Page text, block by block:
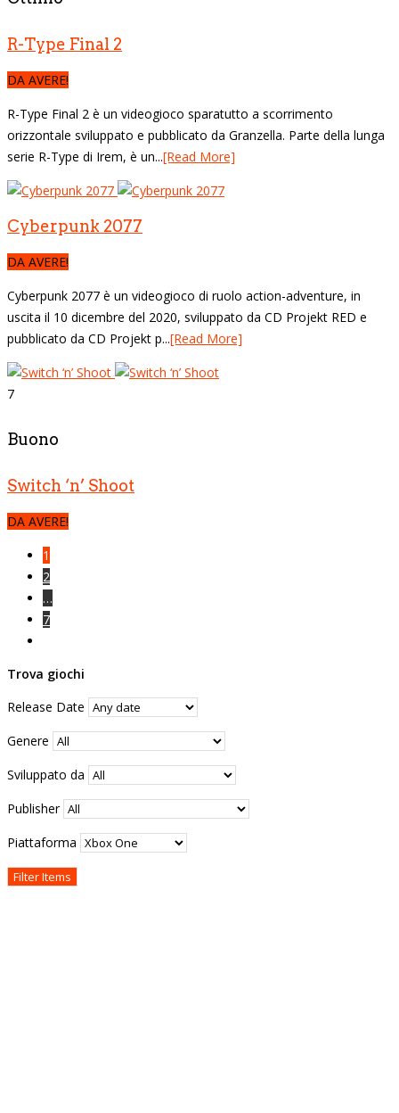
R-Type Final 2
DA AVERE!
R-Type Final 2 è un videogioco sparatutto a scorrimento
orizzontale sviluppato e pubblicato da Granzella. Parte della lunga
serie R-Type di Irem, è un...[Read More]
Cyberpunk 2077
DA AVERE!
Cyberpunk 2077 è un videogioco di ruolo action-adventure, in
uscita il 10 dicembre del 2020, sviluppato da CD Projekt RED e
pubblicato da CD Projekt p...[Read More]
7
Buono
Switch ‘n’ Shoot
DA AVERE!
1
2
…
7
Trova giochi
Release Date
Genere
Sviluppato da
Publisher
Piattaforma